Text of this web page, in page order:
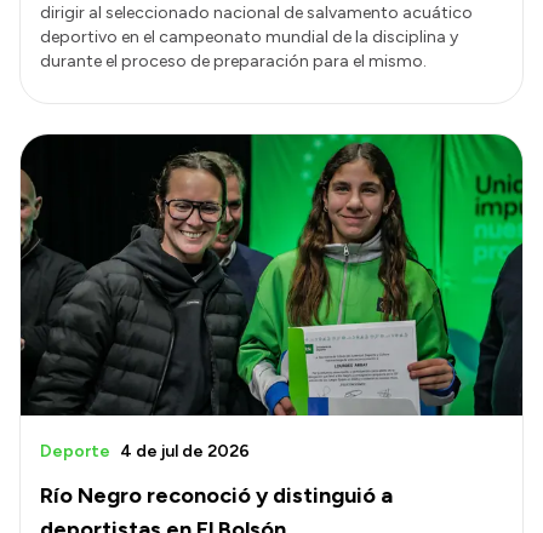
Intranet
Login
dirigir al seleccionado nacional de salvamento acuático
deportivo en el campeonato mundial de la disciplina y
durante el proceso de preparación para el mismo.
Río Negro reconoció y distinguió a
Deporte 4 de jul de 2026